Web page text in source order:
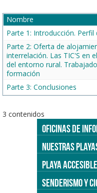
Nombre
Parte 1: Introducción. Perfil
Parte 2: Oferta de
interrelación. Las TIC'S en
del entorno rural.
formación
Parte 3: Conclusiones
3 contenidos
OFICINAS DE
NUESTRAS
PLAYA
SENDERISMO Y